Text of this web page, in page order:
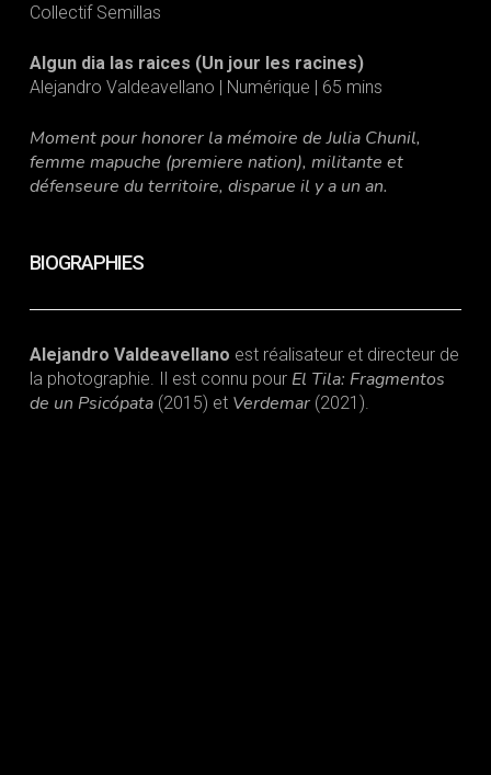
Collectif Semillas
Algun dia las raices (Un jour les racines)
Alejandro Valdeavellano | Numérique | 65 mins
Moment pour honorer la mémoire de Julia Chunil,
femme mapuche (premiere nation), militante et
défenseure du territoire, disparue il y a un an.
BIOGRAPHIES
Alejandro Valdeavellano est réalisateur et directeur de
la photographie. Il est connu pour El Tila: Fragmentos
de un Psicópata (2015) et Verdemar (2021).